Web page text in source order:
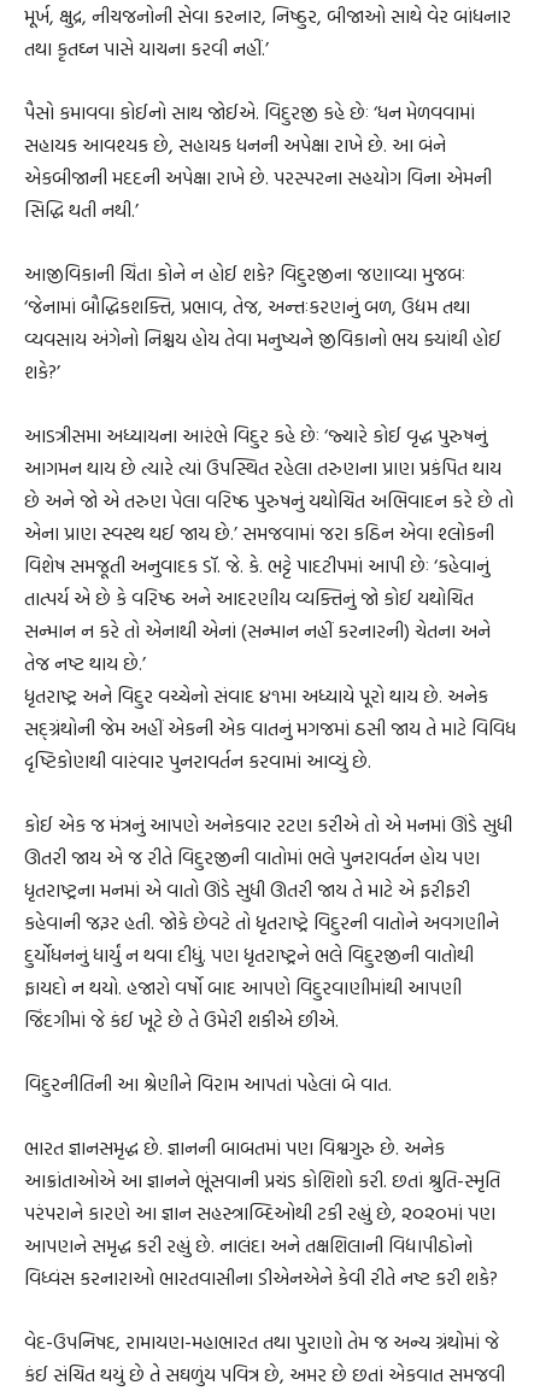
મૂર્ખ, ક્ષુદ્ર, નીચજનોની સેવા કરનાર, નિષ્ઠુર, બીજાઓ સાથે વેર બાંધનાર
તથા કૃતઘ્ન પાસે યાચના કરવી નહીં.’
પૈસો કમાવવા કોઈનો સાથ જોઈએ. વિદુરજી કહે છેઃ ‘ધન મેળવવામાં
સહાયક આવશ્યક છે, સહાયક ધનની અપેક્ષા રાખે છે. આ બંને
એકબીજાની મદદની અપેક્ષા રાખે છે. પરસ્પરના સહયોગ વિના એમની
સિદ્ધિ થતી નથી.’
આજીવિકાની ચિંતા કોને ન હોઈ શકે? વિદુરજીના જણાવ્યા મુજબઃ
‘જેનામાં બૌદ્ધિકશક્તિ, પ્રભાવ, તેજ, અન્તઃકરણનું બળ, ઉદ્યમ તથા
વ્યવસાય અંગેનો નિશ્ચય હોય તેવા મનુષ્યને જીવિકાનો ભય ક્યાંથી હોઈ
શકે?’
આડત્રીસમા અધ્યાયના આરંભે વિદુર કહે છેઃ ‘જ્યારે કોઈ વૃદ્ધ પુરુષનું
આગમન થાય છે ત્યારે ત્યાં ઉપસ્થિત રહેલા તરુણના પ્રાણ પ્રકંપિત થાય
છે અને જો એ તરુણ પેલા વરિષ્ઠ પુરુષનું યથોચિત અભિવાદન કરે છે તો
એના પ્રાણ સ્વસ્થ થઈ જાય છે.’ સમજવામાં જરા કઠિન એવા શ્લોકની
વિશેષ સમજૂતી અનુવાદક ડૉ. જે. કે. ભટ્ટે પાદટીપમાં આપી છેઃ ‘કહેવાનું
તાત્પર્ય એ છે કે વરિષ્ઠ અને આદરણીય વ્યક્તિનું જો કોઈ યથોચિત
સન્માન ન કરે તો એનાથી એનાં (સન્માન નહીં કરનારની) ચેતના અને
તેજ નષ્ટ થાય છે.’
ધૃતરાષ્ટ્ર અને વિદુર વચ્ચેનો સંવાદ ૪૧મા અધ્યાયે પૂરો થાય છે. અનેક
સદ્‌ગ્રંથોની જેમ અહીં એકની એક વાતનું મગજમાં ઠસી જાય તે માટે વિવિધ
દૃષ્ટિકોણથી વારંવાર પુનરાવર્તન કરવામાં આવ્યું છે.
કોઈ એક જ મંત્રનું આપણે અનેકવાર રટણ કરીએ તો એ મનમાં ઊંડે સુધી
ઊતરી જાય એ જ રીતે વિદુરજીની વાતોમાં ભલે પુનરાવર્તન હોય પણ
ધૃતરાષ્ટ્રના મનમાં એ વાતો ઊંડે સુધી ઊતરી જાય તે માટે એ ફરીફરી
કહેવાની જરૂર હતી. જોકે છેવટે તો ધૃતરાષ્ટ્રે વિદુરની વાતોને અવગણીને
દુર્યોધનનું ધાર્યું ન થવા દીધું. પણ ધૃતરાષ્ટ્રને ભલે વિદુરજીની વાતોથી
ફાયદો ન થયો. હજારો વર્ષો બાદ આપણે વિદુરવાણીમાંથી આપણી
જિંદગીમાં જે કંઈ ખૂટે છે તે ઉમેરી શકીએ છીએ.
વિદુરનીતિની આ શ્રેણીને વિરામ આપતાં પહેલાં બે વાત.
ભારત જ્ઞાનસમૃદ્ધ છે. જ્ઞાનની બાબતમાં પણ વિશ્વગુરુ છે. અનેક
આક્રાંતાઓએ આ જ્ઞાનને ભૂંસવાની પ્રચંડ કોશિશો કરી. છતાં શ્રુતિ-સ્મૃતિ
પરંપરાને કારણે આ જ્ઞાન સહસ્ત્રાબ્દિઓથી ટકી રહ્યું છે, ૨૦૨૦માં પણ
આપણને સમૃદ્ધ કરી રહ્યું છે. નાલંદા અને તક્ષશિલાની વિદ્યાપીઠોનો
વિધ્વંસ કરનારાઓ ભારતવાસીના ડીએનએને કેવી રીતે નષ્ટ કરી શકે?
વેદ-ઉપનિષદ, રામાયણ-મહાભારત તથા પુરાણો તેમ જ અન્ય ગ્રંથોમાં જે
કંઈ સંચિત થયું છે તે સઘળુંય પવિત્ર છે, અમર છે છતાં એકવાત સમજવી